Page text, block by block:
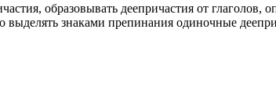
образовывать деепричастия от
выделять знаками препинания одиночные